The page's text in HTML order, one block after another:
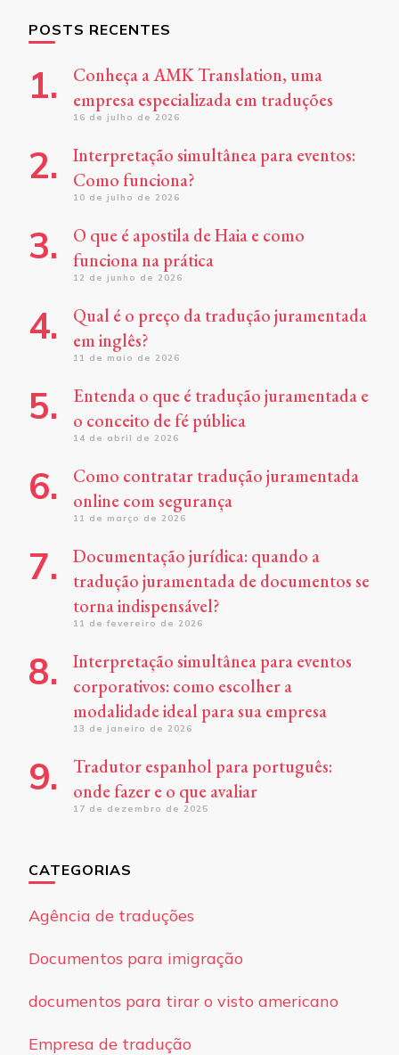
POSTS RECENTES
Conheça a AMK Translation, uma
empresa especializada em traduções
16 de julho de 2026
Interpretação simultânea para eventos:
Como funciona?
10 de julho de 2026
O que é apostila de Haia e como
funciona na prática
12 de junho de 2026
Qual é o preço da tradução juramentada
em inglês?
11 de maio de 2026
Entenda o que é tradução juramentada e
o conceito de fé pública
14 de abril de 2026
Como contratar tradução juramentada
online com segurança
11 de março de 2026
Documentação jurídica: quando a
tradução juramentada de documentos se
torna indispensável?
11 de fevereiro de 2026
Interpretação simultânea para eventos
corporativos: como escolher a
modalidade ideal para sua empresa
13 de janeiro de 2026
Tradutor espanhol para português:
onde fazer e o que avaliar
17 de dezembro de 2025
CATEGORIAS
Agência de traduções
Documentos para imigração
documentos para tirar o visto americano
Empresa de tradução